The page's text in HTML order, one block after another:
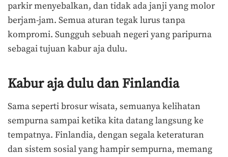
parkir menyebalkan, dan tidak ada janji yang molor
berjam-jam. Semua aturan tegak lurus tanpa
kompromi. Sungguh sebuah negeri yang paripurna
sebagai tujuan kabur aja dulu.
Kabur aja dulu dan Finlandia
Sama seperti brosur wisata, semuanya kelihatan
sempurna sampai ketika kita datang langsung ke
tempatnya. Finlandia, dengan segala keteraturan
dan sistem sosial yang hampir sempurna, memang